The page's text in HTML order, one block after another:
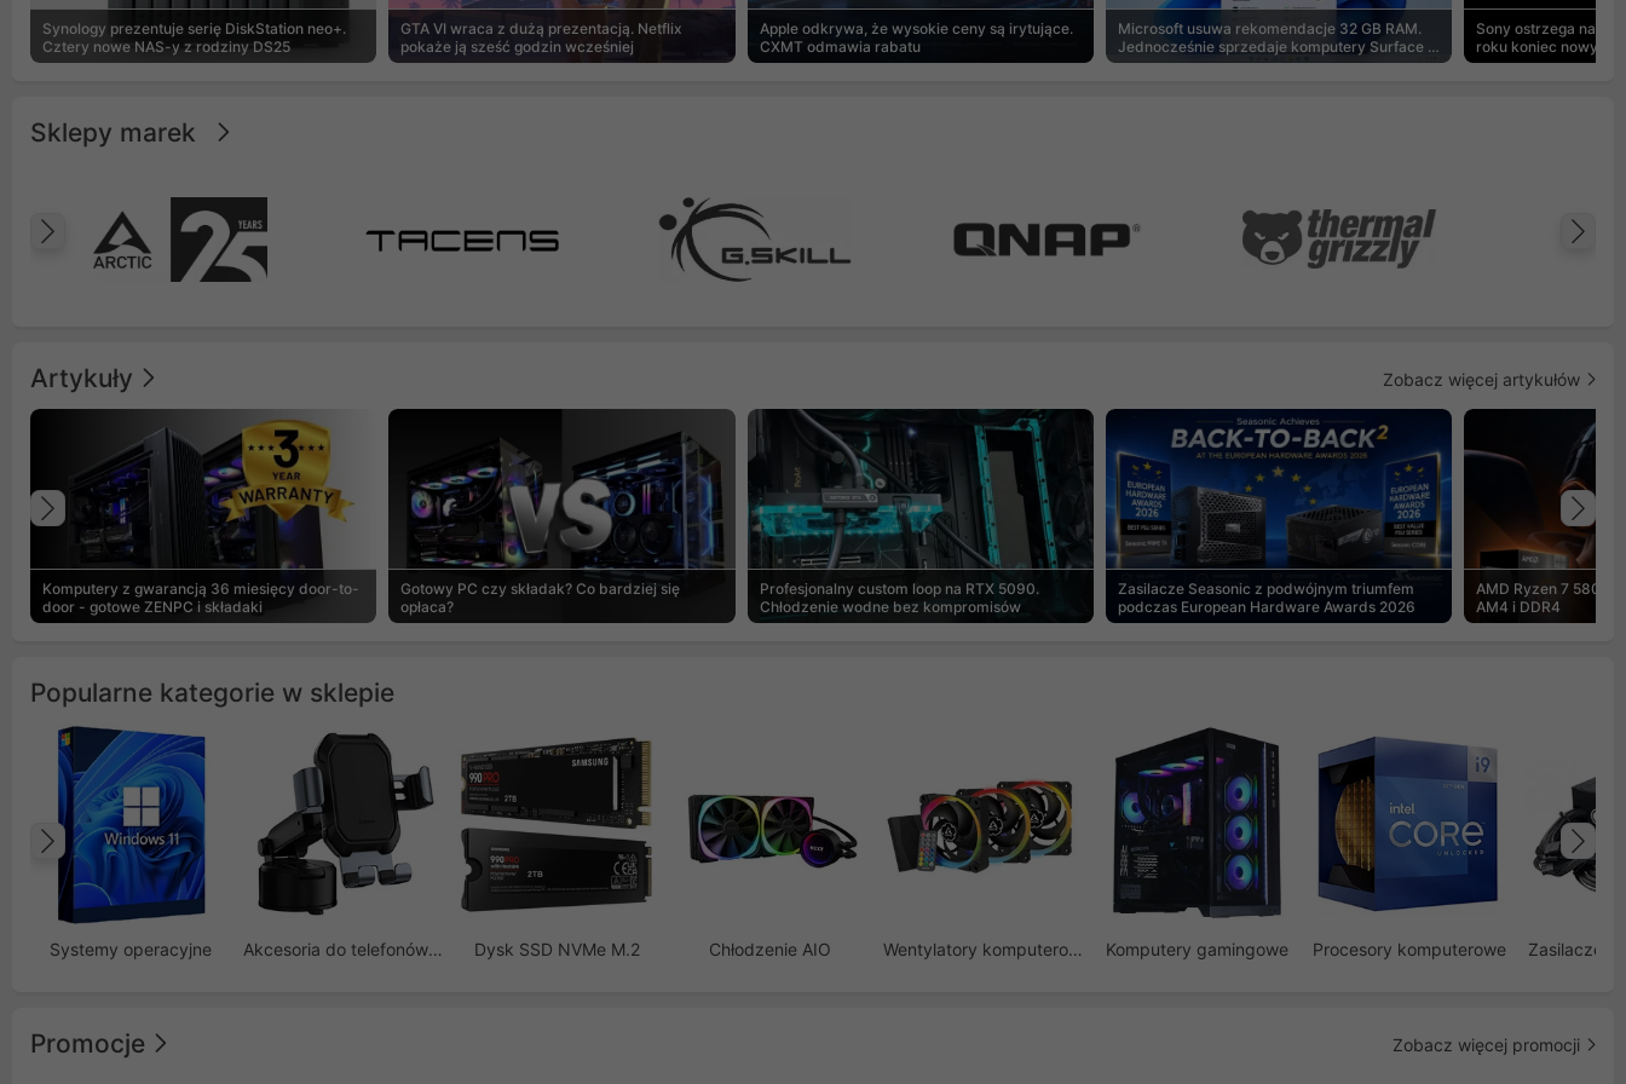
Synology prezentuje serię DiskStation neo+.
Cztery nowe NAS-y z rodziny DS25
GTA VI wraca z dużą prezentacją. Netflix
pokaże ją sześć godzin wcześniej
Apple odkrywa, że wysokie ceny są irytujące.
CXMT odmawia rabatu
Microsoft usuwa rekomendacje 32 GB RAM.
Jednocześnie sprzedaje komputery Surface z
8 GB
Sony ostrzega na
roku koniec nowych
Sklepy marek
Poprzedni
Artykuły Zobacz więcej artykułów
Komputery z gwarancją 36 miesięcy door-to-
door - gotowe ZENPC i składaki
Gotowy PC czy składak? Co bardziej się
opłaca?
Profesjonalny custom loop na RTX 5090.
Chłodzenie wodne bez kompromisów
Zasilacze Seasonic z podwójnym triumfem
podczas European Hardware Awards 2026
AMD Ryzen 7
AM4 i DDR4
Poprzedni
Popularne kategorie w sklepie
Systemy operacyjne Akcesoria do telefonów GSM Dysk SSD NVMe M.2 Chłodzenie AIO Wentylatory komputerowe Komputery gamingowe Procesory komputerowe Zasilacze
Poprzedni
Promocje Zobacz więcej promocji